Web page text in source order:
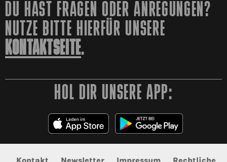
DU HAST FRAGEN ODER ANREGUNGEN?
NUTZE BITTE HIERFÜR UNSERE
KONTAKTSEITE.
HOL DIR UNSERE APP: